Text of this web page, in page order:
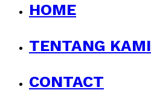
HOME
TENTANG KAMI
CONTACT